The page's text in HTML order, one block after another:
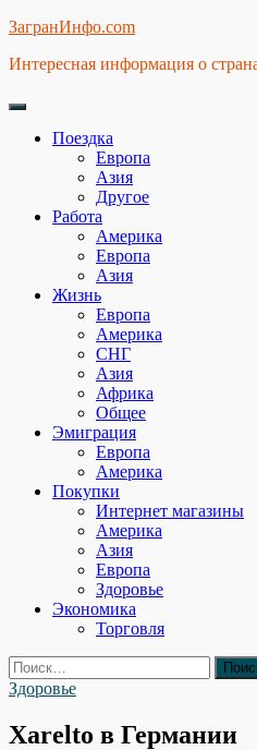
Skip
content
ЗагранИнфо.com
Интересная информация о
Поездка
Европа
Азия
Другое
Работа
Америка
Европа
Азия
Жизнь
Европа
Америка
СНГ
Азия
Африка
Общее
Эмиграция
Европа
Америка
Покупки
Интернет магазины
Америка
Азия
Европа
Здоровье
Экономика
Торговля
Найти:
Здоровье
Xarelto в Германии